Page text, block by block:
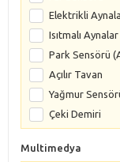
Elektrikli
Isıtmalı Aynalar
Park Sensörü
Açılır Tavan
Yağmur
Çeki Demiri
Multimedya